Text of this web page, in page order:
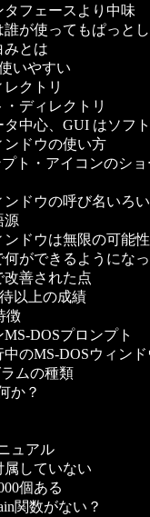
フェースより中味
が使ってもぱっと
みとは
いやすい
クトリ
ディレクトリ
タ中心、GUI はソフ
ンドウの使い方
ト・アイコンのシ
ンドウの呼び名いろ
源
ンドウは無限の可能
何ができるようにな
改善された点
以上の成績
徴
DOSプロンプト
のMS-DOSウィンド
ムの種類
か？
ュアル
していない
個ある
関数がない？